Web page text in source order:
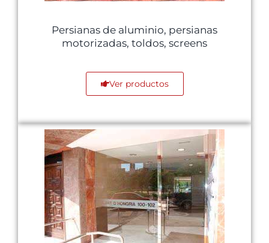
Persianas de aluminio, persianas
motorizadas, toldos, screens
Ver productos